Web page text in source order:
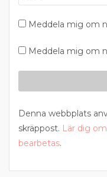
Meddela mig om
Meddela mig om
Denna webbplats
skräppost. Lär dig
bearbetas.